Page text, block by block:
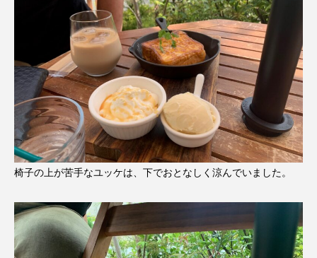
椅子の上が苦手なユッケは、下でおとなしく涼んでいました。